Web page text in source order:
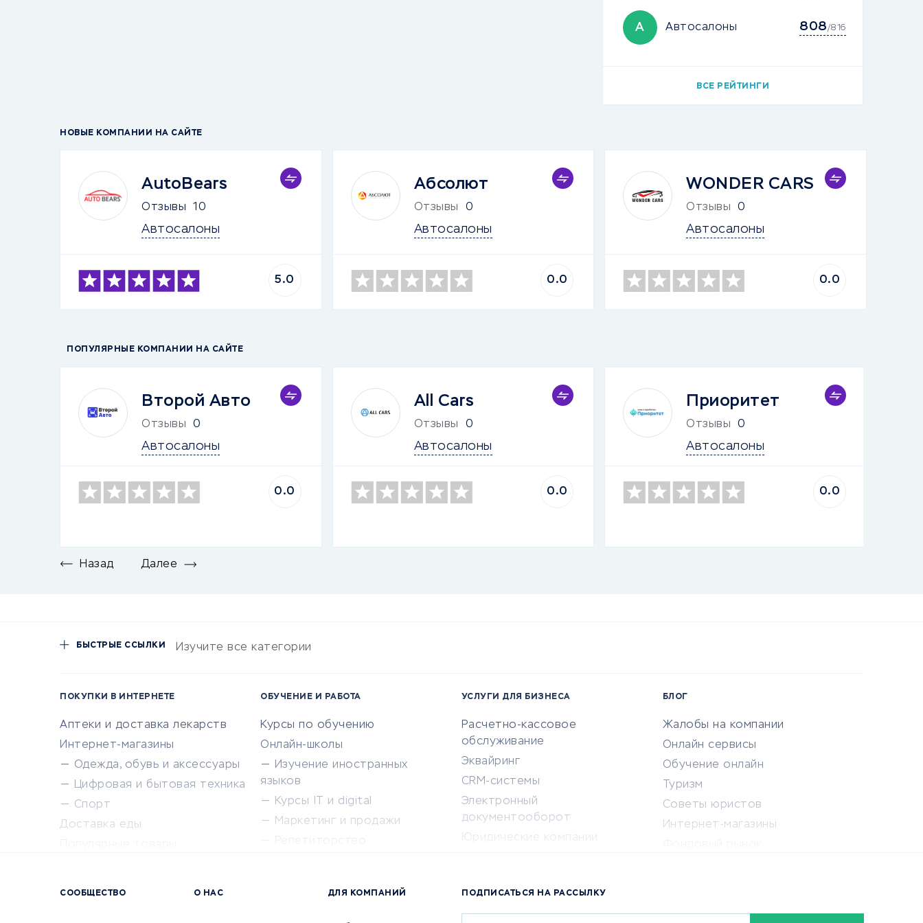
А Автосалоны 808/816
ВСЕ РЕЙТИНГИ
НОВЫЕ КОМПАНИИ НА САЙТЕ
AutoBears
Отзывы 10
Автосалоны
5.0
Абсолют
Отзывы 0
Автосалоны
0.0
WONDER CARS
Отзывы 0
Автосалоны
0.0
ПОПУЛЯРНЫЕ КОМПАНИИ НА САЙТЕ
Второй Авто
Отзывы 0
Автосалоны
0.0
All Cars
Отзывы 0
Автосалоны
0.0
Приоритет
Отзывы 0
Автосалоны
0.0
Назад Далее
БЫСТРЫЕ ССЫЛКИ Изучите все категории
ПОКУПКИ В ИНТЕРНЕТЕ
Аптеки и доставка лекарств
Интернет-магазины
Одежда, обувь и аксессуары
Цифровая и бытовая техника
Спорт
Доставка еды
ОБУЧЕНИЕ И РАБОТА
Курсы по обучению
Онлайн-школы
Изучение иностранных
языков
Курсы IT и digital
Маркетинг и продажи
УСЛУГИ ДЛЯ БИЗНЕСА
Расчетно-кассовое
обслуживание
Эквайринг
CRM-системы
Электронный
документооборот
Юридические компании
Бухгалтерия онлайн
Онлайн-кассы
БЛОГ
Жалобы на компании
Онлайн сервисы
Обучение онлайн
Туризм
Советы юристов
Интернет-магазины
СООБЩЕСТВО О НАС ДЛЯ КОМПАНИЙ ПОДПИСАТЬСЯ НА РАССЫЛКУ